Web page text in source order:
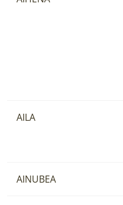
AILA
AINUBEA